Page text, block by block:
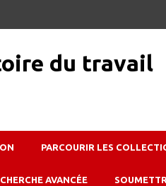
PARCOURIR LES
AVANCÉE